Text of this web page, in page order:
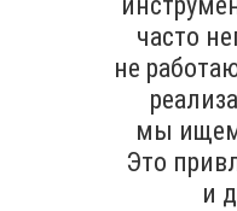
часто
не
мы
Это
и